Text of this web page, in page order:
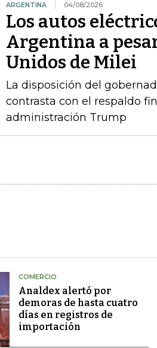
ARGENTINA 04/08/2026
Los autos
Argentina a
Unidos de Milei
La disposición del
contrasta con el respaldo
administración Trump
COMERCIO
Analdex alertó por
demoras de hasta cuatro
días en registros de
importación